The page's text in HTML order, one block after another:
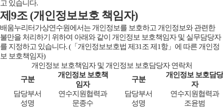
고 있습니다.
제9조 (개인정보보호 책임자)
배움누리터가상연수원에서는 개인정보를 보호하고 개인정보와 관련한
불만을 처리하기 위하여 아래와 같이 개인정보 보호책임자 및 실무담당자
를 지정하고 있습니다. (「개인정보보호법 제31조 제1항」에 따른 개인정
보 보호책임자)
개인정보 보호책임자 및 개인정보 보호담당자 연락처
구분
개인정보 보호책
임자
구분
개인정보 보호담당
자
담당부서
연수지원협력과 담당부서
연수지원협력과
성명
문종수 성명
조윤범